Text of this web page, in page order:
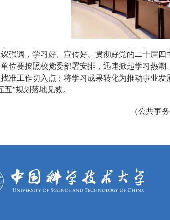
强调，学习好、宣传好、贯彻好党的二十届
位要按照校党委部署安排，迅速掀起学习热
准工作切入点；将学习成果转化为推动事业
五”规划落地见效。
（公共事